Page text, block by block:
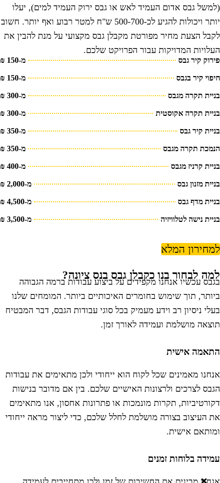
גבס אדום העמיד לאש או גבס ירוק העמיד למים), יעלו
יותר ויכולות להגיע לכ-500-700 ש"ח למטר רבוע ואף יותר. חשוב
הצעת מחיר מפורטת מקבלן גבס מקצועי על מנת להבין את
המדויקות עבור הפרויקט שלכם.
קיר גבס מ-150 ₪
קיר בגבס מ-150 ₪
תקרה מגבס מ-300 ₪
תקרה אקוסטית מ-300 ₪
קיר גבס מ-350 ₪
תקרה מגבס מ-350 ₪
קרניז מגבס מ-400 ₪
מזנון גבס מ-2,000 ₪
מדף גבס מ-4,500 ₪
נישה לטלוויזיה מ-3,500 ₪
המלא
לבחור בנו כקבלן גבס בנס ציונה?
עכשיו אנחנו מקפידים על ביצוע עבודות ברמה הגבוהה
תוך שימוש בחומרים האיכותיים ביותר. המומחים שלנו
ניסיון רב וידע מעמיק בכל סוגי עבודות הגבס, דבר המבטיח
מושלמת ועמידה לאורך זמן.
אישית
מאמינים שכל לקוח הוא ייחודי ולכן מתאימים את עבודות
לצרכים ולרצונות האישיים שלכם. בין אם מדובר בנישות
תקרות מונמכות או פתרונות אחסון, אנו מתאימים
העיצוב בצורה מושלמת לחלל שלכם, כדי ליצור מראה ייחודי
אישית.
בלוחות זמנים